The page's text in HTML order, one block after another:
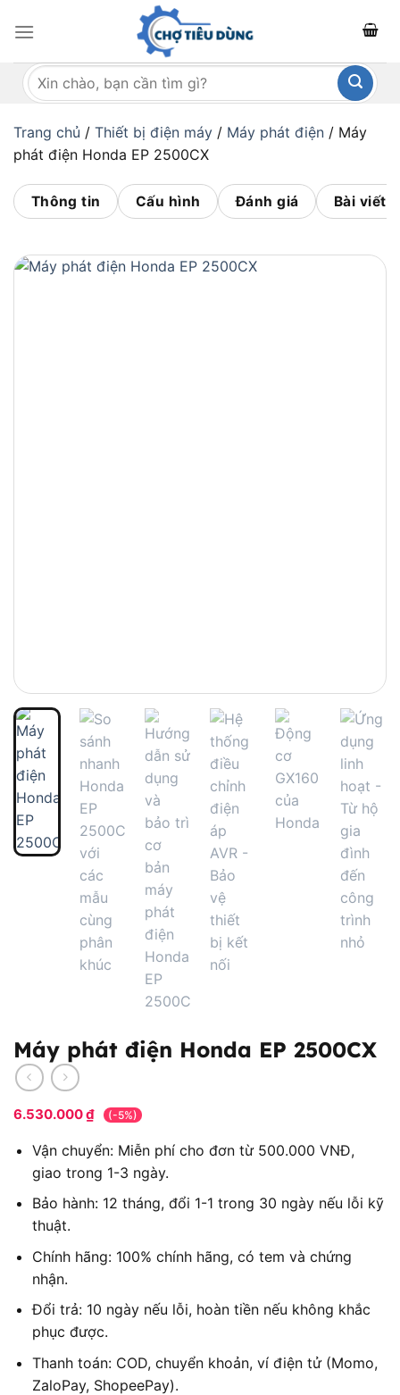
qua
dungTìm
kiếm:
Trang chủ / Thiết bị điện máy / Máy phát điện / Máy
phát điện Honda EP 2500CX
Thông tin Cấu hình Đánh giá Bài viết
Máy phát điện Honda EP 2500CX
6.530.000₫ (-5%)
Vận chuyển: Miễn phí cho đơn từ 500.000 VNĐ,
giao trong 1-3 ngày.
Bảo hành: 12 tháng, đổi 1-1 trong 30 ngày nếu lỗi kỹ
thuật.
Chính hãng: 100% chính hãng, có tem và chứng
nhận.
Đổi trả: 10 ngày nếu lỗi, hoàn tiền nếu không khắc
phục được.
Thanh toán: COD, chuyển khoản, ví điện tử (Momo,
ZaloPay, ShopeePay).